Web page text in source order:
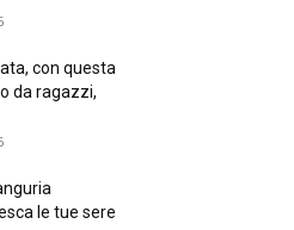
con questa
da ragazzi,
le tue sere